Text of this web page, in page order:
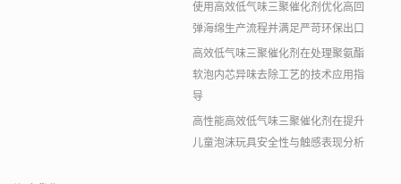
使用高效低气味三聚催化剂优化高回
弹海绵生产流程并满足严苛环保出口
高效低气味三聚催化剂在处理聚氨酯
软泡内芯异味去除工艺的技术应用指
导
高性能高效低气味三聚催化剂在提升
儿童泡沫玩具安全性与触感表现分析